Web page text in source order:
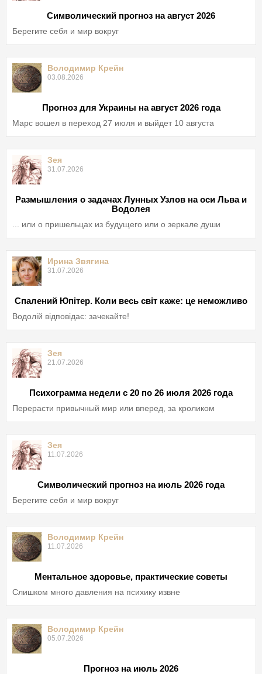
Символический прогноз на август 2026
Берегите себя и мир вокруг
Володимир Крейн
03.08.2026
Прогноз для Украины на август 2026 года
Марс вошел в переход 27 июля и выйдет 10 августа
Зея
31.07.2026
Размышления о задачах Лунных Узлов на оси Льва и
Водолея
... или о пришельцах из будущего или о зеркале души
Ирина Звягина
31.07.2026
Спалений Юпітер. Коли весь світ каже: це неможливо
Водолій відповідає: зачекайте!
Зея
21.07.2026
Психограмма недели с 20 по 26 июля 2026 года
Перерасти привычный мир или вперед, за кроликом
Зея
11.07.2026
Символический прогноз на июль 2026 года
Берегите себя и мир вокруг
Володимир Крейн
11.07.2026
Ментальное здоровье, практические советы
Слишком много давления на психику извне
Володимир Крейн
05.07.2026
Прогноз на июль 2026